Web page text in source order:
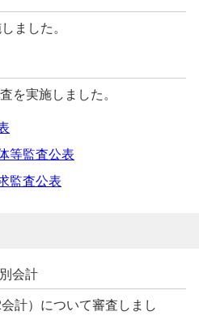
ました。
を実施しました。
等監査公表
監査公表
会計
計）について審査しまし